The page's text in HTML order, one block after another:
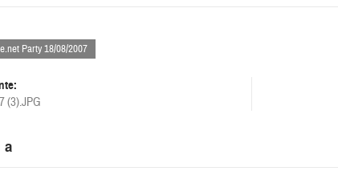
Party 18/08/2007
(3).JPG
a